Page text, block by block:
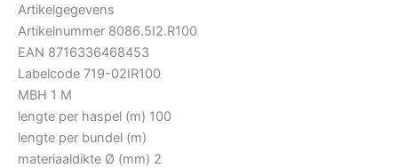
Artikelgegevens
Artikelnummer 8086.5I2.R100
EAN 8716336468453
Labelcode 719-02IR100
MBH 1 M
lengte per haspel (m) 100
lengte per bundel (m)
materiaaldikte Ø (mm) 2